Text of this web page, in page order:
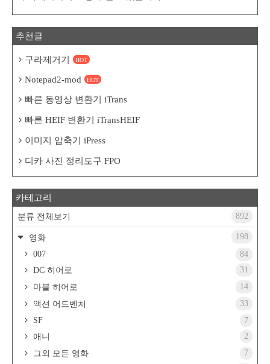
추천글
구라제거기 HOT
Notepad2-mod HOT
빠른 동영상 변환기 iTrans
빠른 HEIF 변환기 iTransHEIF
이미지 압축기 iPress
디카 사진 정리도구 FPO
카테고리
분류 전체보기 892
영화
198
007
84
DC 히어로
31
마블 히어로
14
액션 어드벤처
33
SF
7
애니
2
그외 모든 영화
7